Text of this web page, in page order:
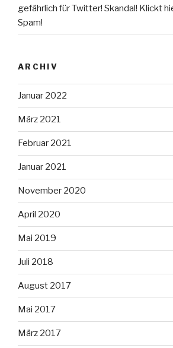
gefährlich für Twitter! Skandal! Klickt
Spam!
ARCHIV
Januar 2022
März 2021
Februar 2021
Januar 2021
November 2020
April 2020
Mai 2019
Juli 2018
August 2017
Mai 2017
März 2017